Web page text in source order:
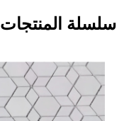
سلسلة المنتجات